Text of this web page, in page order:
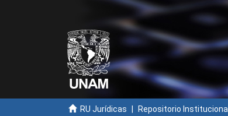
RU Jurídicas Repositorio Institucional